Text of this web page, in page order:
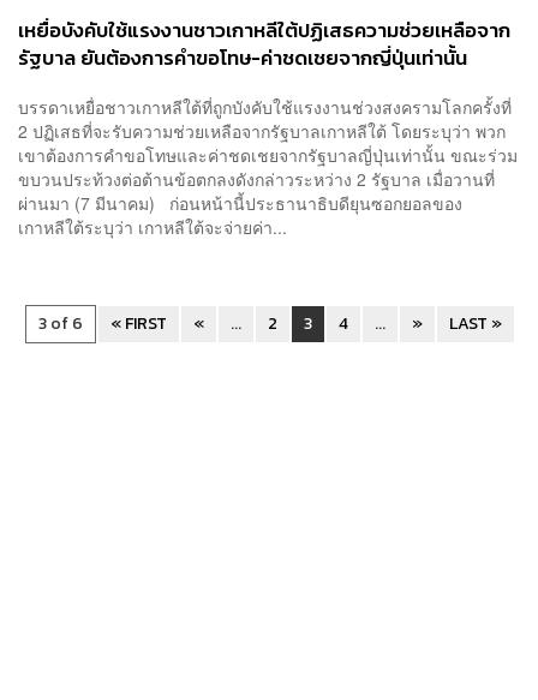
เหยื่อบังคับใช้แรงงานชาวเกาหลีใต้ปฏิเสธความช่วยเหลือจาก
รัฐบาล ยันต้องการคำขอโทษ-ค่าชดเชยจากญี่ปุ่นเท่านั้น
บรรดาเหยื่อชาวเกาหลีใต้ที่ถูกบังคับใช้แรงงานช่วงสงครามโลกครั้งที่
2 ปฏิเสธที่จะรับความช่วยเหลือจากรัฐบาลเกาหลีใต้ โดยระบุว่า พวก
เขาต้องการคำขอโทษและค่าชดเชยจากรัฐบาลญี่ปุ่นเท่านั้น ขณะร่วม
ขบวนประท้วงต่อต้านข้อตกลงดังกล่าวระหว่าง 2 รัฐบาล เมื่อวานที่
ผ่านมา (7 มีนาคม) ก่อนหน้านี้ประธานาธิบดียุนซอกยอลของ
เกาหลีใต้ระบุว่า เกาหลีใต้จะจ่ายค่า...
3 of 6 « FIRST « ... 2 3 4 ... » LAST »